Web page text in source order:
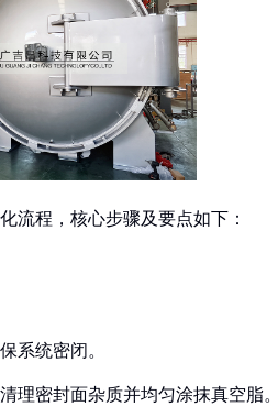
流程，核心步骤及要点如下：
系统密闭。
理密封面杂质并均匀涂抹真空脂。